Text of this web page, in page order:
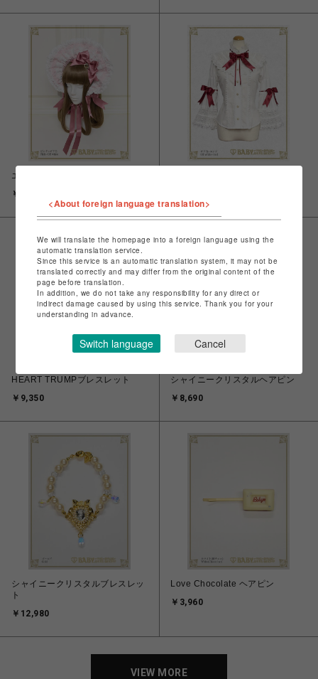
エリザベスボンネット
￥16,280
HEART TRUMPブレスレット
￥9,350
シャイニークリスタルヘアピン
￥8,690
シャイニークリスタルブレスレッ
ト
￥12,980
Love Chocolate ヘアピン
￥3,960
VIEW MORE
<About foreign language translation>
We will translate the homepage into a foreign language using the
automatic translation service.
Since this service is an automatic translation system, it may not be
translated correctly and may differ from the original content of the
page before translation.
In addition, we do not take any responsibility for any direct or
indirect damage caused by using this service. Thank you for your
understanding in advance.
Switch language Cancel